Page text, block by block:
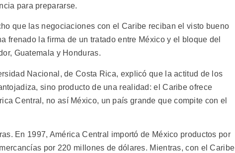
para prepararse.
que las negociaciones con el Caribe reciban el visto bueno
frenado la firma de un tratado entre México y el bloque del
Guatemala y Honduras.
Nacional, de Costa Rica, explicó que la actitud de los
sino producto de una realidad: el Caribe ofrece
Central, no así México, un país grande que compite con el
En 1997, América Central importó de México productos por
por 220 millones de dólares. Mientras, con el Caribe